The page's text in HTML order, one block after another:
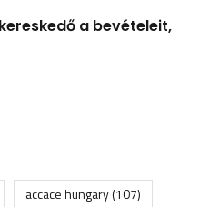
a bevételeit,
accace hungary(107)